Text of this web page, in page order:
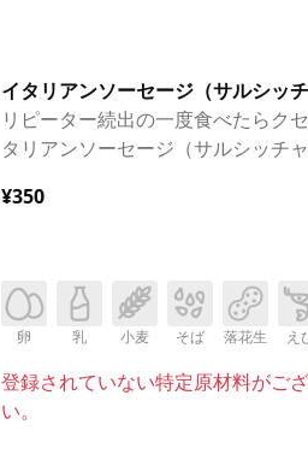
イタリアンソーセージ（サルシッチ
リピーター続出の一度食べたらク
タリアンソーセージ（サルシッチャ
¥350
卵 乳 小麦 そば 落花生 え
登録されていない特定原材料がご
い。